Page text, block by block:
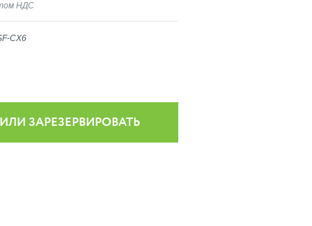
НДС
CX6
ЗАРЕЗЕРВИРОВАТЬ